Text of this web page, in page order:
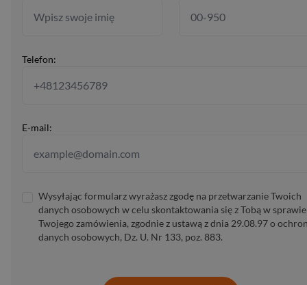
Telefon:
E-mail:
Wysyłając formularz wyrażasz zgodę na przetwarzanie Twoich
danych osobowych w celu skontaktowania się z Tobą w sprawie
Twojego zamówienia, zgodnie z ustawą z dnia 29.08.97 o
danych osobowych, Dz. U. Nr 133, poz. 883.